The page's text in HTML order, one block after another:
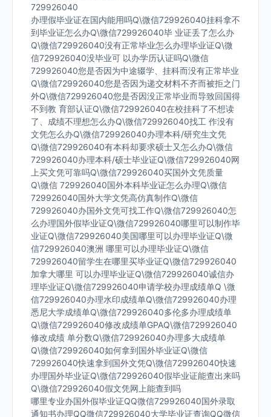
729926040
办理假毕业证在国内能用吗Q\微信729926040挂科拿不
到毕业证怎么办Q\微信729926040毕 业证丢了怎么办
Q\微信729926040没有正常毕业怎么办理毕业证Q\微
信729926040没毕业可 以办学历认证吗Q\微信
729926040您是否因为中途辍学、挂科而没有正常毕业
Q\微信729926040您是否因为递交材料不齐而被拒之门
外Q\微信729926040您是否因没正常毕业而导致回国得
不到教 育部认证Q\微信729926040在校挂科了不想读
了、成绩不理想怎么办Q\微信729926040找工 作没有
文凭怎么办Q\微信729926040办理本科/研究生文凭
Q\微信729926040有本科却要求硕士又怎么办Q\微信
729926040办理本科/硕士毕业证Q\微信729926040网
上买文凭可靠吗Q\微信729926040买国外文凭质量
Q\微信 729926040国外本科毕业证怎么办理Q\微信
729926040国外大学文凭高仿真制作Q\微信
729926040办国外文凭可找工作Q\微信729926040怎
么办理国外假毕业证Q\微信729926040哪里可以制作毕
业证Q\微信729926040美国哪里可以办理毕业证Q\微
信729926040澳洲 哪里可以办理毕业证Q\微信
729926040留学生在哪里买毕业证Q\微信729926040
加拿大哪里 可以办理毕业证Q\微信729926040诚信办
理毕业证Q\微信729926040申请学校办理成绩单Q \微
信729926040办理水印成绩单Q\微信729926040办理
悉尼大学成绩单Q\微信729926040多伦多办理成绩单
Q\微信729926040修改成绩单GPAQ\微信729926040
修改成绩 单分数Q\微信729926040办理多大成绩单
Q\微信729926040如何拿到国外毕业证Q\微信
729926040快速拿到国外文凭Q\微信729926040快速
办理国外毕业证Q\微信729926040假毕业证能查出来吗
Q\微信729926040假文凭网上能查到吗
哪里专业办国外假毕业证QQ微信729926040国外录取
通知书办理QQ微信729926040大学毕业证查询QQ微信